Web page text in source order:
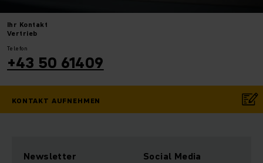
Ihr Kontakt
Vertrieb
Telefon
+43 50 61409
KONTAKT AUFNEHMEN
Newsletter Social Media